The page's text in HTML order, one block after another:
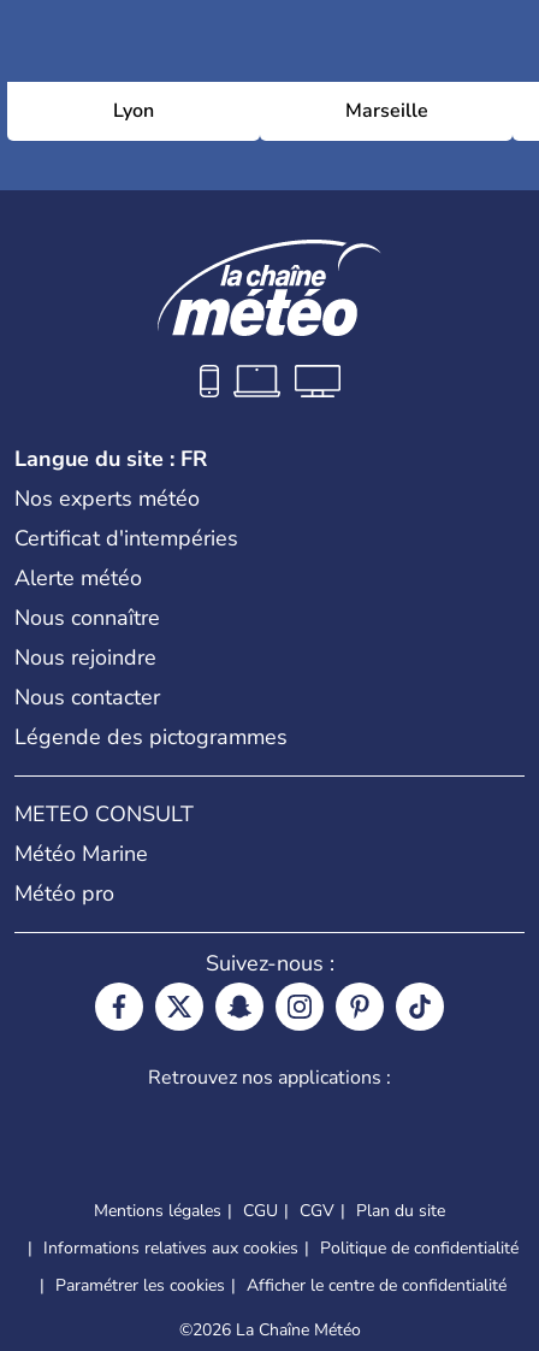
Lyon Marseille
Langue du site : FR
Nos experts météo
Certificat d'intempéries
Alerte météo
Nous connaître
Nous rejoindre
Nous contacter
Légende des pictogrammes
METEO CONSULT
Météo Marine
Météo pro
Suivez-nous :
Retrouvez nos applications :
Mentions légales CGU CGV
Plan du site
Informations relatives aux cookies
Politique de confidentialité
Paramétrer les cookies
Afficher le centre de confidentialité
©2026 La Chaîne Météo